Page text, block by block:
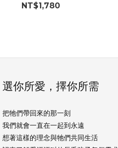
NT$1,780
選你所愛，擇你所需
把牠們帶回來的那一刻
我們就會一直在一起到永遠
想著這樣的理念與牠們共同生活